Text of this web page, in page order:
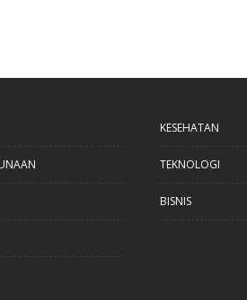
KESEHATAN
TEKNOLOGI
BISNIS